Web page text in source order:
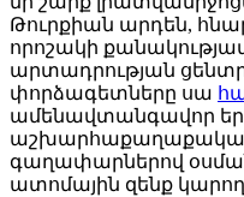
Թուրքիան արդեն,
որոշակի
արտադրության
փորձագետները սա
ամենավտանգավոր
գաղափարներով
ատոմային զենք կարող